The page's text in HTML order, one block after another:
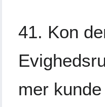
41. Kon
mer